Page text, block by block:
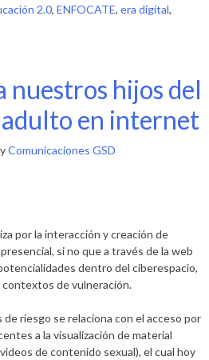
2.0, ENFOCATE, era digital,
nuestros hijos del
en internet
Comunicaciones GSD
por la interacción y creación de
si no que a través de la web
dentro del ciberespacio,
contextos de vulneración.
riesgo se relaciona con el acceso por
a la visualización de material
de contenido sexual), el cual hoy